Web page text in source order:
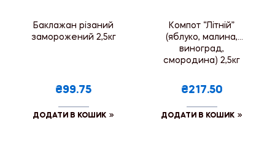
Баклажан різаний
заморожений 2,5кг
₴99.75
ДОДАТИ В КОШИК
Компот “Літній”
(яблуко, малина,
виноград,
смородина) 2,5кг
₴217.50
ДОДАТИ В КОШИК